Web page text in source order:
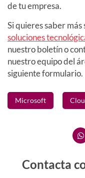
de tu empresa.
Si quieres saber
soluciones
nuestro boletín o
nuestro equipo del
siguiente formulario.
Microsoft
Contacta